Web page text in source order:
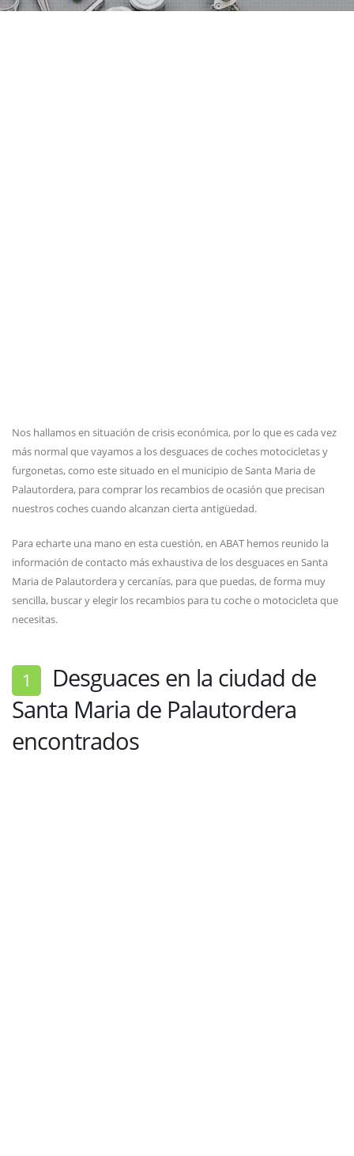
Nos hallamos en situación de crisis económica, por lo que es cada vez
más normal que vayamos a los desguaces de coches motocicletas y
furgonetas, como este situado en el municipio de Santa Maria de
Palautordera, para comprar los recambios de ocasión que precisan
nuestros coches cuando alcanzan cierta antigüedad.
Para echarte una mano en esta cuestión, en ABAT hemos reunido la
información de contacto más exhaustiva de los desguaces en Santa
Maria de Palautordera y cercanías, para que puedas, de forma muy
sencilla, buscar y elegir los recambios para tu coche o motocicleta que
necesitas.
1 Desguaces en la ciudad de
Santa Maria de Palautordera
encontrados